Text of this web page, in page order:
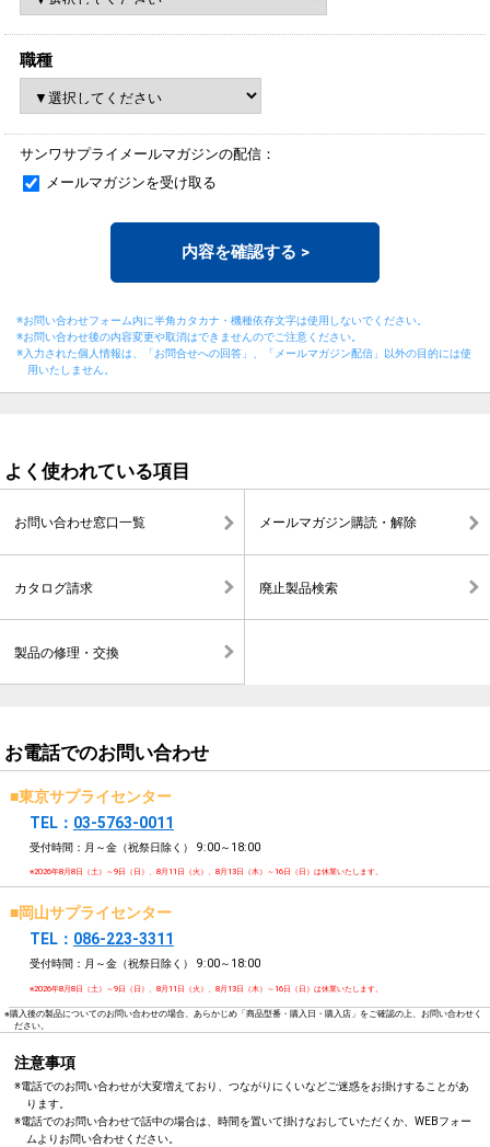
職種
サンワサプライメールマガジンの配信：
メールマガジンを受け取る
内容を確認する >
※お問い合わせフォーム内に半角カタカナ・機種依存文字は使用しないでください。
※お問い合わせ後の内容変更や取消はできませんのでご注意ください。
※入力された個人情報は、「お問合せへの回答」、「メールマガジン配信」以外の目的には使
用いたしません。
よく使われている項目
お問い合わせ窓口一覧 メールマガジン購読・解除
カタログ請求 廃止製品検索
製品の修理・交換
お電話でのお問い合わせ
■東京サプライセンター
TEL： 03-5763-0011
受付時間：月～金（祝祭日除く） 9:00～18:00
※2026年8月8日（土）～9日（日）、8月11日（火）、8月13日（木）～16日（日）は休業いたします。
■岡山サプライセンター
TEL： 086-223-3311
受付時間：月～金（祝祭日除く） 9:00～18:00
※2026年8月8日（土）～9日（日）、8月11日（火）、8月13日（木）～16日（日）は休業いたします。
※購入後の製品についてのお問い合わせの場合、あらかじめ「商品型番・購入日・購入店」をご確認の上、お問い合わせく
ださい。
注意事項
※電話でのお問い合わせが大変増えており、つながりにくいなどご迷惑をお掛けすることがあ
ります。
※電話でのお問い合わせで話中の場合は、時間を置いて掛けなおしていただくか、WEBフォー
ムよりお問い合わせください。